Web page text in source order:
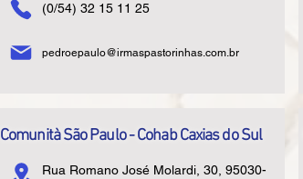
(0/54) 32 15 11 25
pedroepaulo@irmaspastorinhas.com.br
Comunità São Paulo - Cohab Caxias do Sul
Rua Romano José Molardi, 30, 95030-